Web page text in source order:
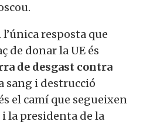
resposta que
de donar la UE és
de desgast contra
sang i destrucció
el camí que segueixen
la presidenta de la